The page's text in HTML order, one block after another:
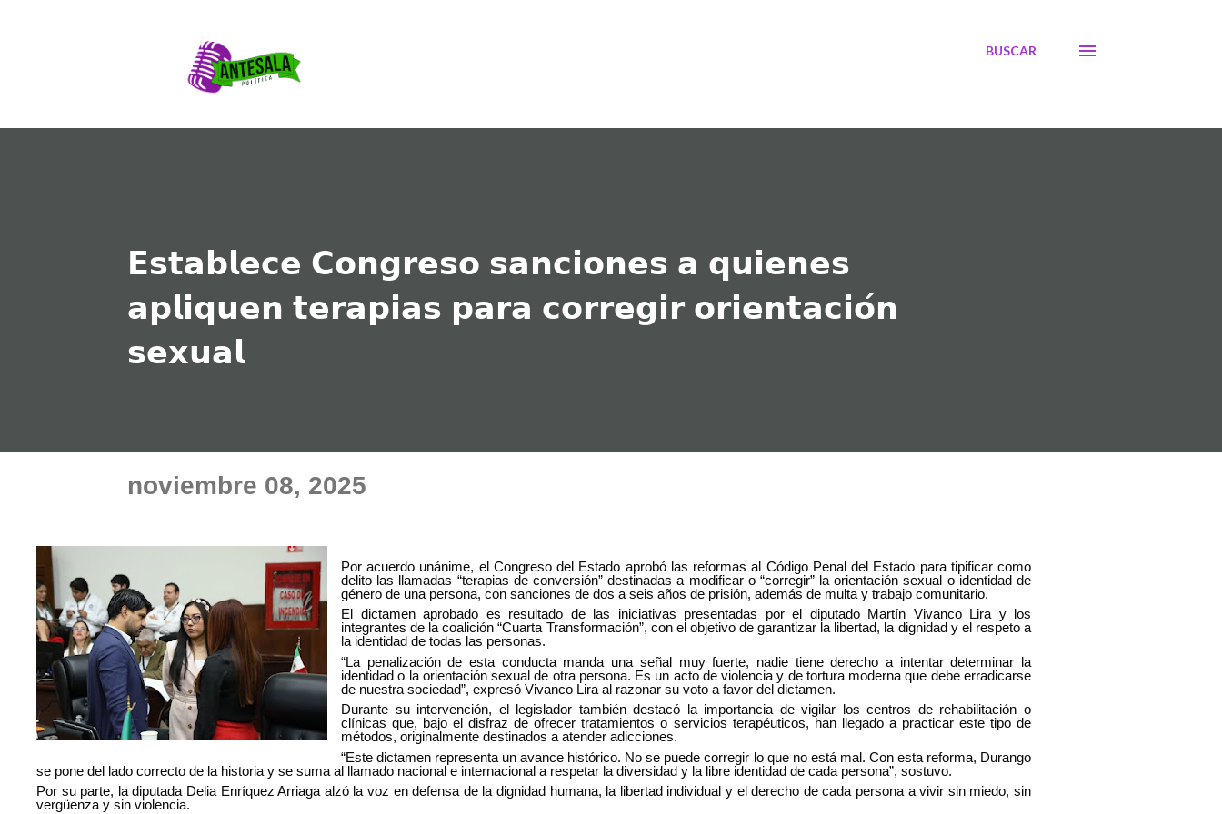
BUSCAR
𝗘𝘀𝘁𝗮𝗯𝗹𝗲𝗰𝗲 𝗖𝗼𝗻𝗴𝗿𝗲𝘀𝗼 𝘀𝗮𝗻𝗰𝗶𝗼𝗻𝗲𝘀 𝗮 𝗾𝘂𝗶𝗲𝗻𝗲𝘀
𝗮𝗽𝗹𝗶𝗾𝘂𝗲𝗻 𝘁𝗲𝗿𝗮𝗽𝗶𝗮𝘀 𝗽𝗮𝗿𝗮 𝗰𝗼𝗿𝗿𝗲𝗴𝗶𝗿 𝗼𝗿𝗶𝗲𝗻𝘁𝗮𝗰𝗶𝗼́𝗻
𝘀𝗲𝘅𝘂𝗮𝗹
noviembre 08, 2025
Por acuerdo unánime, el Congreso del Estado aprobó las reformas al Código Penal del Estado para tipificar como
delito las llamadas “terapias de conversión” destinadas a modificar o “corregir” la orientación sexual o identidad de
género de una persona, con sanciones de dos a seis años de prisión, además de multa y trabajo comunitario.
El dictamen aprobado es resultado de las iniciativas presentadas por el diputado Martín Vivanco Lira y los
integrantes de la coalición “Cuarta Transformación”, con el objetivo de garantizar la libertad, la dignidad y el respeto a
la identidad de todas las personas.
“La penalización de esta conducta manda una señal muy fuerte, nadie tiene derecho a intentar determinar la
identidad o la orientación sexual de otra persona. Es un acto de violencia y de tortura moderna que debe erradicarse
de nuestra sociedad”, expresó Vivanco Lira al razonar su voto a favor del dictamen.
Durante su intervención, el legislador también destacó la importancia de vigilar los centros de rehabilitación o
clínicas que, bajo el disfraz de ofrecer tratamientos o servicios terapéuticos, han llegado a practicar este tipo de
métodos, originalmente destinados a atender adicciones.
“Este dictamen representa un avance histórico. No se puede corregir lo que no está mal. Con esta reforma, Durango
se pone del lado correcto de la historia y se suma al llamado nacional e internacional a respetar la diversidad y la libre identidad de cada persona”, sostuvo.
Por su parte, la diputada Delia Enríquez Arriaga alzó la voz en defensa de la dignidad humana, la libertad individual y el derecho de cada persona a vivir sin miedo, sin
vergüenza y sin violencia.